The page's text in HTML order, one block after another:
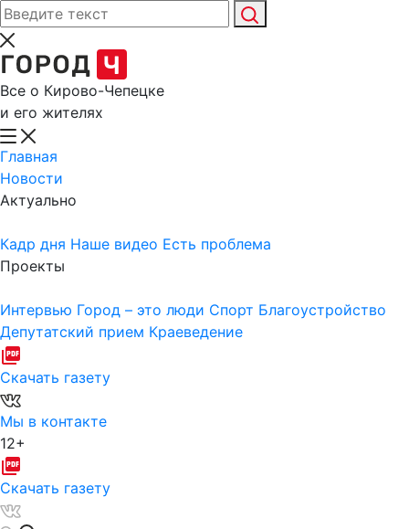
Все о Кирово-Чепецке
и его жителях
Главная
Новости
Актуально
Кадр дня Наше видео Есть проблема
Проекты
Интервью Город – это люди Спорт Благоустройство
Депутатский прием Краеведение
Скачать газету
Мы в контакте
12+
Скачать газету